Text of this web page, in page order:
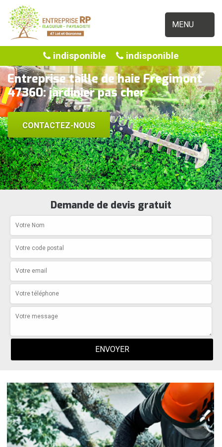
MENU
indisponible indisponible
Entreprise taille de haie Fregimont
47360: jardinier pas cher
CONTACTEZ-NOUS
Demande de devis gratuit